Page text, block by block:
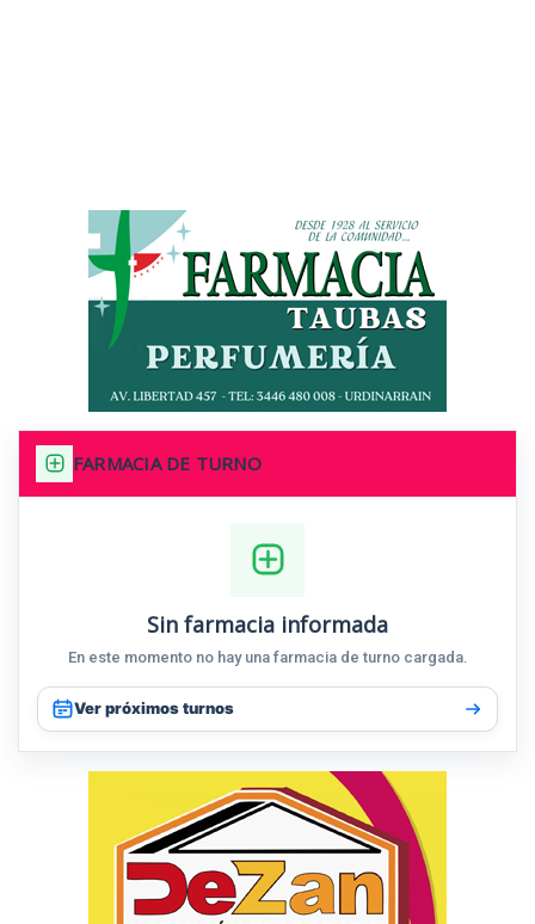
FARMACIA DE TURNO
Sin farmacia informada
En este momento no hay una farmacia de turno cargada.
Ver próximos turnos